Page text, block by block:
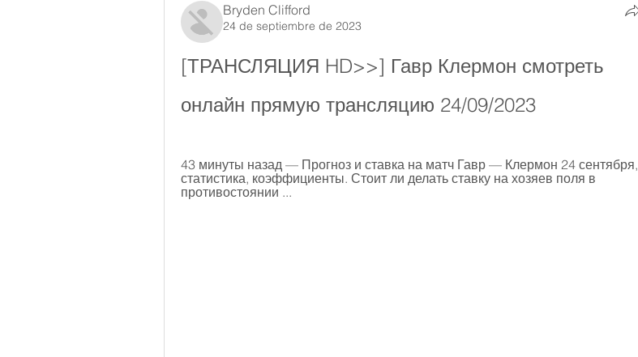
Bryden Clifford
24 de septiembre de 2023
[ТРАНСЛЯЦИЯ HD>>] Гавр Клермон смотреть
онлайн прямую трансляцию 24/09/2023
43 минуты назад — Прогноз и ставка на матч Гавр — Клермон 24 сентября,
статистика, коэффициенты. Стоит ли делать ставку на хозяев поля в
противостоянии ...